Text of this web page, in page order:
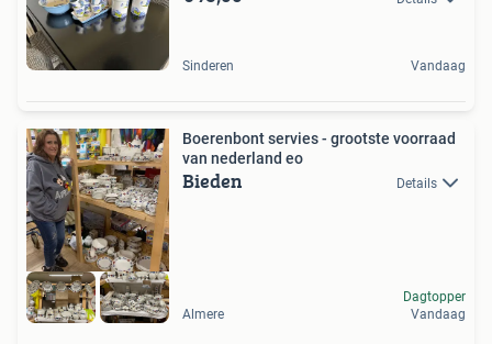
Sinderen Vandaag
Boerenbont servies - grootste voorraad
van nederland eo
Bieden Details
Almere
Dagtopper
Vandaag